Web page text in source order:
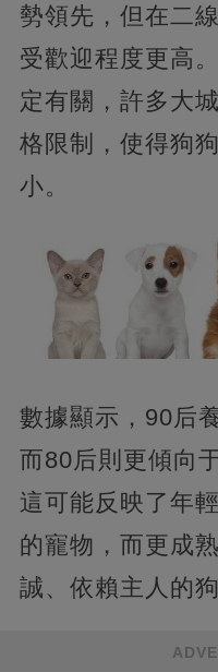
勢領先，但在二
受歡迎程度更高
定有關，許多大
格限制，使得狗
小。
數據顯示，90后
而80后則更傾向
這可能反映了年
的寵物，而更成
誠、依賴主人的狗